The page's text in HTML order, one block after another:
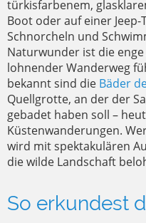
türkisfarbenem,
Boot oder auf einer
Schnorcheln und
Naturwunder ist die
lohnender Wanderweg
bekannt sind die Bäder
Quellgrotte, an der der
gebadet haben soll –
Küstenwanderungen.
wird mit spektakulären
die wilde Landschaft
So erkundest